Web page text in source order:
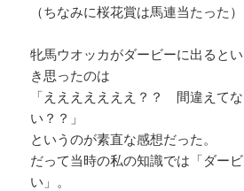
（ちなみに桜花賞は馬連当たった）
牝馬ウオッカがダービーに出ると
き思ったのは
「えええええええ？？ 間違えて
い？？」
というのが素直な感想だった。
だって当時の私の知識では「ダー
い」。